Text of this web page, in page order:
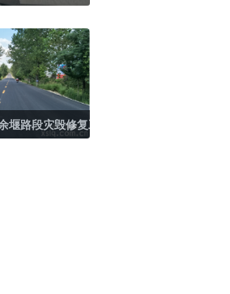
堰路段灾毁修复工程